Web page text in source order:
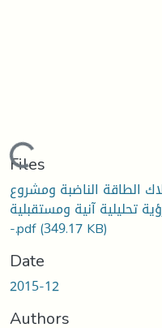
Loading...
Files
الطاقة الناضبة ومشروع
تحليلية آنية ومستقبلية
-.pdf(349.17 KB)
Date
2015-12
Authors